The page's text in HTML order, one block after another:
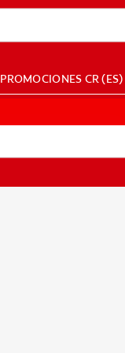
PROMOCIONES CR (ES)